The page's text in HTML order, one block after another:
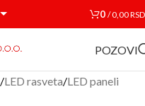
0 /0,00RSD
POZOVI
/LED rasveta/LED paneli